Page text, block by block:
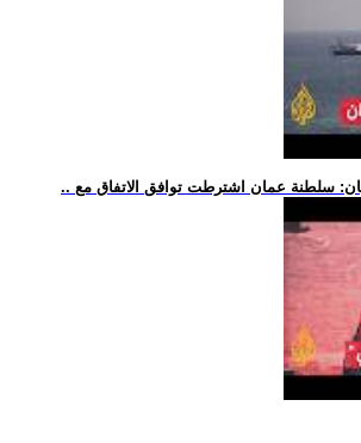
سلطنة عمان اشترطت توافق الاتفاق مع